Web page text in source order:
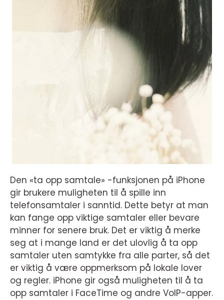
Den «ta opp samtale» -funksjonen på iPhone
gir brukere muligheten til å spille inn
telefonsamtaler i sanntid. Dette betyr at man
kan fange opp viktige samtaler eller bevare
minner for senere bruk. Det er viktig å merke
seg at i mange land er det ulovlig å ta opp
samtaler uten samtykke fra alle parter, så det
er viktig å være oppmerksom på lokale lover
og regler. iPhone gir også muligheten til å ta
opp samtaler i FaceTime og andre VoIP-apper.